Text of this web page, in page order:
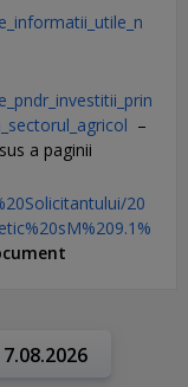
–
a paginii
20